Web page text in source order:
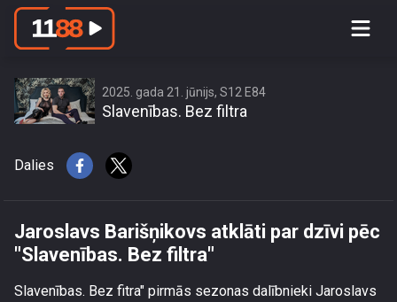
Jaroslavs Barišņikovs atklāti par dzīvi
2025. gada 21. jūnijs, S12 E84
Slavenības. Bez filtra
Dalies
Jaroslavs Barišņikovs atklāti par dzīvi pēc
"Slavenības. Bez filtra"
Slavenības. Bez fitra" pirmās sezonas dalībnieki Jaroslavs